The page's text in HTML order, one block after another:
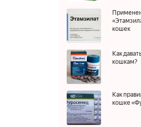
кошек
Как
кошкам?
Как
кошке